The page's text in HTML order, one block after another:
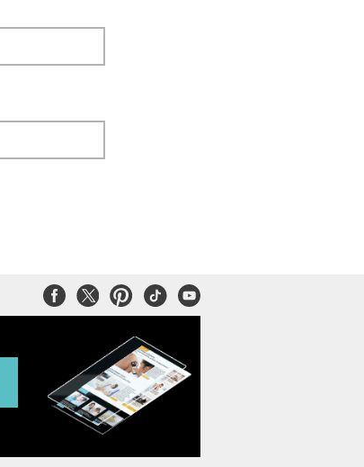
FacebookTwitterPinterest
TiktokYoutube